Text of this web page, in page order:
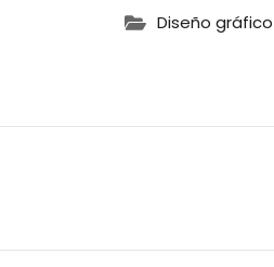
Diseño gráfico